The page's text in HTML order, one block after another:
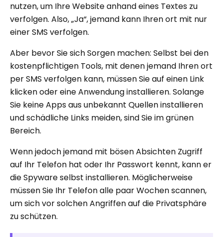
nutzen, um Ihre Website anhand eines Textes zu
verfolgen. Also, „Ja“, jemand kann Ihren ort mit nur
einer SMS verfolgen.
Aber bevor Sie sich Sorgen machen: Selbst bei den
kostenpflichtigen Tools, mit denen jemand Ihren ort
per SMS verfolgen kann, müssen Sie auf einen Link
klicken oder eine Anwendung installieren. Solange
Sie keine Apps aus unbekannt Quellen installieren
und schädliche Links meiden, sind Sie im grünen
Bereich.
Wenn jedoch jemand mit bösen Absichten Zugriff
auf Ihr Telefon hat oder Ihr Passwort kennt, kann er
die Spyware selbst installieren. Möglicherweise
müssen Sie Ihr Telefon alle paar Wochen scannen,
um sich vor solchen Angriffen auf die Privatsphäre
zu schützen.